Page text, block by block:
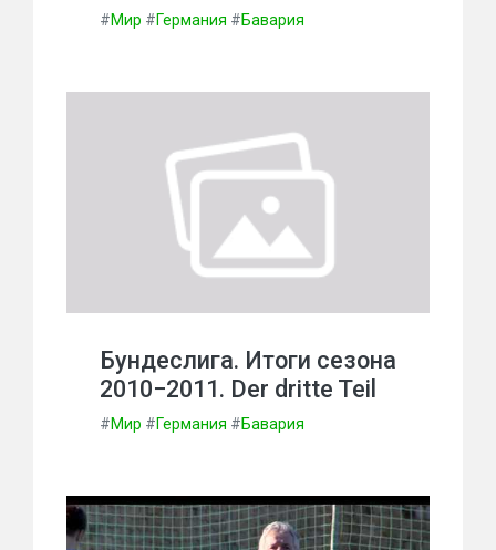
#Мир #Германия #Бавария
Бундеслига. Итоги сезона
2010−2011. Der dritte Teil
#Мир #Германия #Бавария